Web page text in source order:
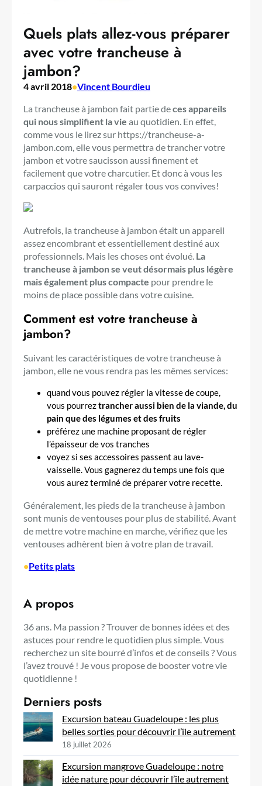
Quels plats allez-vous préparer
avec votre trancheuse à
jambon?
4 avril 2018•Vincent Bourdieu
La trancheuse à jambon fait partie deces appareils
qui nous simplifient la vie au quotidien. En effet,
comme vous le lirez sur https://trancheuse-a-
jambon.com, elle vous permettra de trancher votre
jambon et votre saucisson aussi finement et
facilement que votre charcutier. Et donc à vous les
carpaccios qui sauront régaler tous vos convives!
Autrefois, la trancheuse à jambon était un appareil
assez encombrant et essentiellement destiné aux
professionnels. Mais les choses ont évolué. La
trancheuse à jambon se veut désormais plus légère
mais également plus compacte pour prendre le
moins de place possible dans votre cuisine.
Comment est votre trancheuse à
jambon?
Suivant les caractéristiques de votre trancheuse à
jambon, elle ne vous rendra pas les mêmes services:
quand vous pouvez régler la vitesse de coupe,
vous pourreztrancher aussi bien de la viande, du
pain que des légumes et des fruits
préférez une machine proposant de régler
l’épaisseur de vos tranches
voyez si ses accessoires passent au lave-
vaisselle. Vous gagnerez du temps une fois que
vous aurez terminé de préparer votre recette.
Généralement, les pieds de la trancheuse à jambon
sont munis de ventouses pour plus de stabilité. Avant
de mettre votre machine en marche, vérifiez que les
ventouses adhèrent bien à votre plan de travail.
•Petits plats
A propos
36 ans. Ma passion ? Trouver de bonnes idées et des
astuces pour rendre le quotidien plus simple. Vous
recherchez un site bourré d’infos et de conseils ? Vous
l’avez trouvé ! Je vous propose de booster votre vie
quotidienne !
Derniers posts
Excursion bateau Guadeloupe : les plus
belles sorties pour découvrir l’île autrement
18 juillet 2026
Excursion mangrove Guadeloupe : notre
idée nature pour découvrir l’île autrement